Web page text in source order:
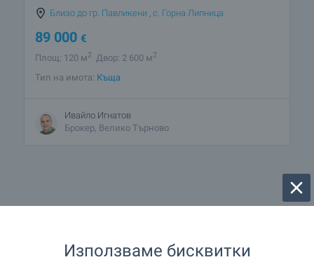
Близо до гр. Павликени с. Горна Липница
89 000 €
Площ: 120 м2 Двор: 2 600 м2
Тип на имота: Къща
Ивайло Игнатов
Брокер, Велико Търново
Използваме бисквитки